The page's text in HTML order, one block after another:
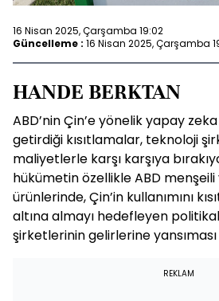
16 Nisan 2025, Çarşamba 19:02
Güncelleme : 16 Nisan 2025, Çarşamba
HANDE BERKTAN
ABD’nin Çin’e yönelik yapay
getirdiği kısıtlamalar, teknoloji
maliyetlerle karşı karşıya
hükümetin özellikle ABD
ürünlerinde, Çin’in kullanımını
altına almayı hedefleyen
şirketlerinin gelirlerine
REKLAM